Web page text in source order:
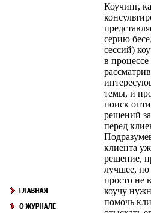
Коучинг,
серию
сессий)
в
темы, и
поиск
решений
перед
клиента
решение,
лучшее, но
просто не
коучу
помочь